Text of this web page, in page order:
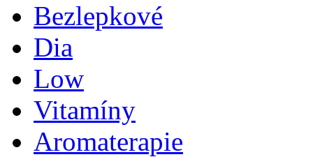
Bezlepkové
Dia
Low
Vitamíny
Aromaterapie